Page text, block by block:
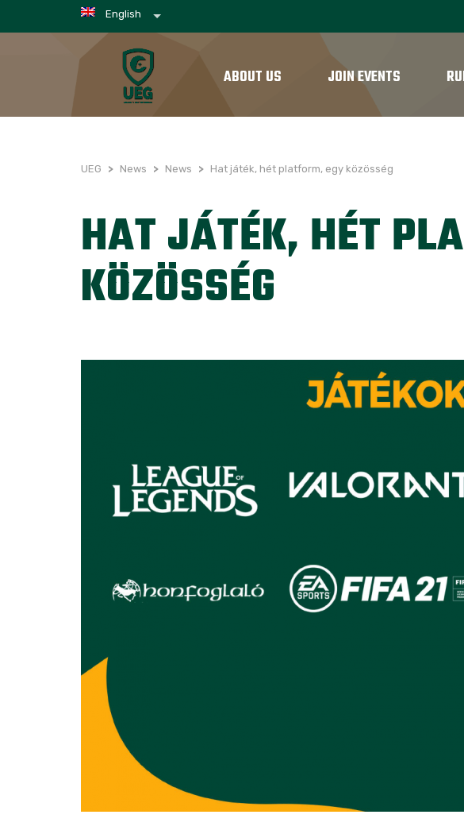
English
ABOUT US JOIN EVENTS
UEG > News > News > Hat játék, hét platform, egy közösség
HAT JÁTÉK, HÉT
KÖZÖSSÉG